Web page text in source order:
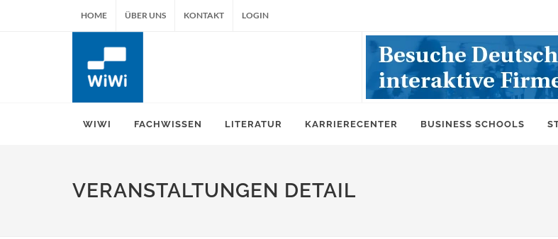
HOME ÜBER UNS KONTAKT LOGIN
WIWI FACHWISSEN LITERATUR KARRIERECENTER BUSINESS SCHOOLS
VERANSTALTUNGEN DETAIL